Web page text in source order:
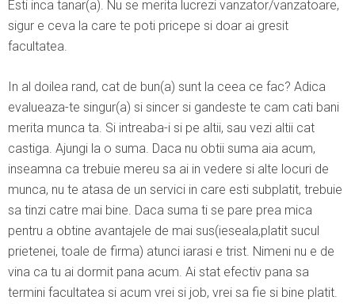
Esti inca tanar(a). Nu se merita lucrezi vanzator/vanzatoare,
sigur e ceva la care te poti pricepe si doar ai gresit
facultatea.
In al doilea rand, cat de bun(a) sunt la ceea ce fac? Adica
evalueaza-te singur(a) si sincer si gandeste te cam cati bani
merita munca ta. Si intreaba-i si pe altii, sau vezi altii cat
castiga. Ajungi la o suma. Daca nu obtii suma aia acum,
inseamna ca trebuie mereu sa ai in vedere si alte locuri de
munca, nu te atasa de un servici in care esti subplatit, trebuie
sa tinzi catre mai bine. Daca suma ti se pare prea mica
pentru a obtine avantajele de mai sus(ieseala,platit sucul
prietenei, toale de firma) atunci iarasi e trist. Nimeni nu e de
vina ca tu ai dormit pana acum. Ai stat efectiv pana sa
termini facultatea si acum vrei si job, vrei sa fie si bine platit.